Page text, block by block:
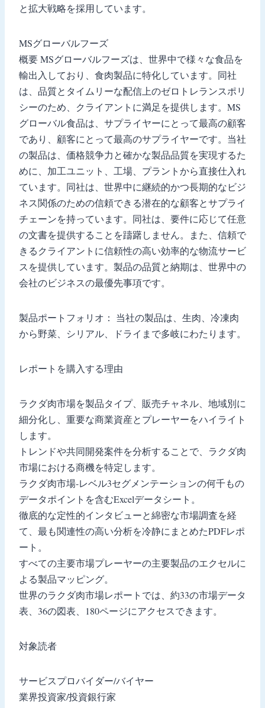
と拡大戦略を採用しています。
MSグローバルフーズ
概要 MSグローバルフーズは、世界中で様々な食品を
輸出入しており、食肉製品に特化しています。同社
は、品質とタイムリーな配信上のゼロトレランスポリ
シーのため、クライアントに満足を提供します。MS
グローバル食品は、サプライヤーにとって最高の顧客
であり、顧客にとって最高のサプライヤーです。当社
の製品は、価格競争力と確かな製品品質を実現するた
めに、加工ユニット、工場、プラントから直接仕入れ
ています。同社は、世界中に継続的かつ長期的なビジ
ネス関係のための信頼できる潜在的な顧客とサプライ
チェーンを持っています。同社は、要件に応じて任意
の文書を提供することを躊躇しません。また、信頼で
きるクライアントに信頼性の高い効率的な物流サービ
スを提供しています。製品の品質と納期は、世界中の
会社のビジネスの最優先事項です。
製品ポートフォリオ： 当社の製品は、生肉、冷凍肉
から野菜、シリアル、ドライまで多岐にわたります。
レポートを購入する理由
ラクダ肉市場を製品タイプ、販売チャネル、地域別に
細分化し、重要な商業資産とプレーヤーをハイライト
します。
トレンドや共同開発案件を分析することで、ラクダ肉
市場における商機を特定します。
ラクダ肉市場-レベル3セグメンテーションの何千もの
データポイントを含むExcelデータシート。
徹底的な定性的インタビューと綿密な市場調査を経
て、最も関連性の高い分析を冷静にまとめたPDFレポ
ート。
すべての主要市場プレーヤーの主要製品のエクセルに
よる製品マッピング。
世界のラクダ肉市場レポートでは、約33の市場データ
表、36の図表、180ページにアクセスできます。
対象読者
サービスプロバイダー/バイヤー
業界投資家/投資銀行家